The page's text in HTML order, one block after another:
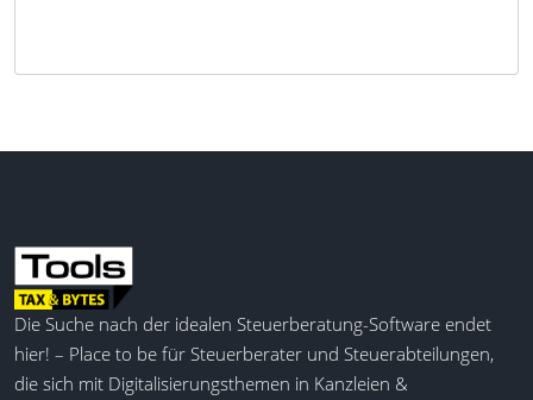
Die Suche nach der idealen Steuerberatung-Software endet
hier! – Place to be für Steuerberater und Steuerabteilungen,
die sich mit Digitalisierungsthemen in Kanzleien &